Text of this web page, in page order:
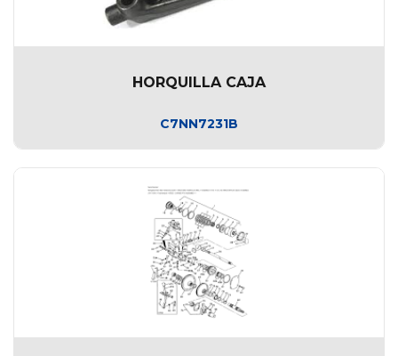
HORQUILLA CAJA
C7NN7231B